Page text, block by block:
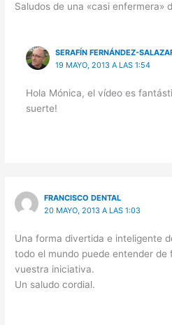
Saludos de una «casi enfermera»
SERAFÍN FERNÁNDEZ-
19 MAYO, 2013 A LAS 1:54
Hola Mónica, el vídeo es
suerte!
FRANCISCO DENTAL
20 MAYO, 2013 A LAS 1:03
Una forma divertida e inteligente
todo el mundo puede entender de
vuestra iniciativa.
Un saludo cordial.